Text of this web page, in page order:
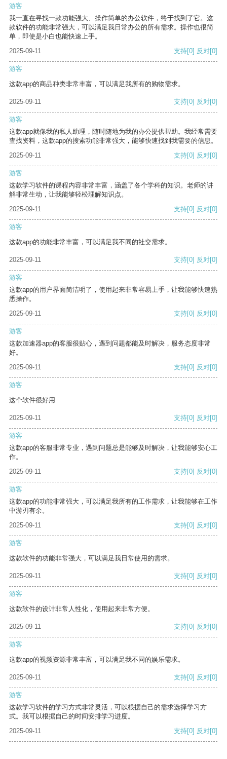
游客
我一直在寻找一款功能强大、操作简单的办公软件，终于找到了它。这
款软件的功能非常强大，可以满足我日常办公的所有需求。操作也很简
单，即使是小白也能快速上手。
2025-09-11
支持[0] 反对[0]
游客
这款app的商品种类非常丰富，可以满足我所有的购物需求。
2025-09-11 支持[0] 反对[0]
游客
这款app就像我的私人助理，随时随地为我的办公提供帮助。我经常需要
查找资料，这款app的搜索功能非常强大，能够快速找到我需要的信息。
2025-09-11
支持[0] 反对[0]
游客
这款学习软件的课程内容非常丰富，涵盖了各个学科的知识。老师的讲
解非常生动，让我能够轻松理解知识点。
2025-09-11
支持[0] 反对[0]
游客
这款app的功能非常丰富，可以满足我不同的社交需求。
2025-09-11 支持[0] 反对[0]
游客
这款app的用户界面简洁明了，使用起来非常容易上手，让我能够快速熟
悉操作。
2025-09-11
支持[0] 反对[0]
游客
这款加速器app的客服很贴心，遇到问题都能及时解决，服务态度非常
好。
2025-09-11
支持[0] 反对[0]
游客
这个软件很好用
2025-09-11 支持[0] 反对[0]
游客
这款app的客服非常专业，遇到问题总是能够及时解决，让我能够安心工
作。
2025-09-11
支持[0] 反对[0]
游客
这款app的功能非常强大，可以满足我所有的工作需求，让我能够在工作
中游刃有余。
2025-09-11
支持[0] 反对[0]
游客
这款软件的功能非常强大，可以满足我日常使用的需求。
2025-09-11 支持[0] 反对[0]
游客
这款软件的设计非常人性化，使用起来非常方便。
2025-09-11 支持[0] 反对[0]
游客
这款app的视频资源非常丰富，可以满足我不同的娱乐需求。
2025-09-11 支持[0] 反对[0]
游客
这款学习软件的学习方式非常灵活，可以根据自己的需求选择学习方
式。我可以根据自己的时间安排学习进度。
2025-09-11
支持[0] 反对[0]